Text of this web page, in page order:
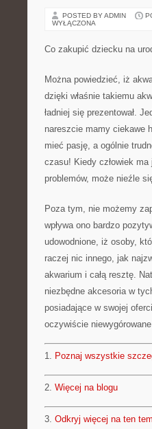
POSTED BY ADMIN
WYŁĄCZONA
Co zakupić dziecku na
Można powiedzieć, iż
dzięki właśnie takiemu
ładniej się prezentował.
nareszcie mamy ciekawe
mieć pasję, a ogólnie
czasu! Kiedy człowiek
problemów, może nieźle
Poza tym, nie możemy
wpływa ono bardzo
udowodnione, iż osoby,
raczej nic innego, jak
akwarium i całą resztę.
niezbędne akcesoria w
posiadające w swojej
oczywiście
1. Poznaj wszystkie
2. Więcej na blogu
3. Odkryj więcej na ten